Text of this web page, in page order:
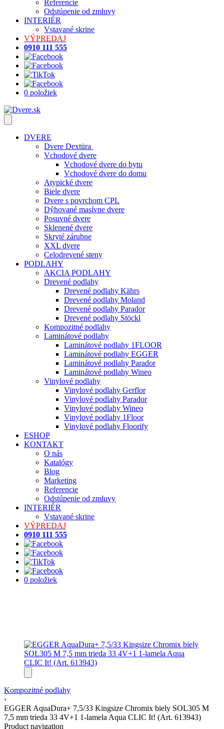
Referencie
Odstúpenie od zmluvy
INTERIÉR
Vstavané skrine
VÝPREDAJ
0910 111 555
0 položiek
DVERE
Dvere Dextüra
Vchodové dvere
Vchodové dvere do bytu
Vchodové dvere do domu
Atypické dvere
Biele dvere
Dvere s povrchom CPL
Dýhované masívne dvere
Posuvné dvere
Sklenené dvere
Skryté zárubne
XXL dvere
Celodrevené steny
PODLAHY
AKCIA PODLAHY
Drevené podlahy
Drevené podlahy Kährs
Drevené podlahy Moland
Drevené podlahy Parador
Drevené podlahy Stöckl
Kompozitné podlahy
Laminátové podlahy
Laminátové podlahy 1FLOOR
Laminátové podlahy EGGER
Laminátové podlahy Parador
Laminátové podlahy Wineo
Vinylové podlahy
Vinylové podlahy Gerflor
Vinylové podlahy Parador
Vinylové podlahy Wineo
Vinylové podlahy 1Floor
Vinylové podlahy Floorify
ESHOP
KONTAKT
O nás
Katalógy
Blog
Marketing
Referencie
Odstúpenie od zmluvy
INTERIÉR
Vstavané skrine
VÝPREDAJ
0910 111 555
0 položiek
Kompozitné podlahy
›
EGGER AquaDura+ 7,5/33 Kingsize Chromix biely SOL305 M
7,5 mm trieda 33 4V+1 1-lamela Aqua CLIC It! (Art. 613943)
Product navigation